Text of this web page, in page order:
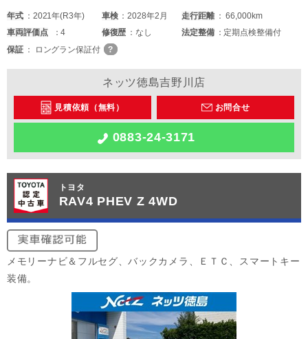
年式 2021年(R3年) 車検 2028年2月 走行距離
66,000km
車両評価点 4 修復歴 なし 法定整備
定期点検整備付
保証
ロングラン保証付
ネッツ徳島吉野川店
見積依頼（無料） お問合せ
0883-24-3171
トヨタ
RAV4 PHEV Z 4WD
メモリーナビ＆フルセグ、バックカメラ、ＥＴＣ、スマートキー
装備。